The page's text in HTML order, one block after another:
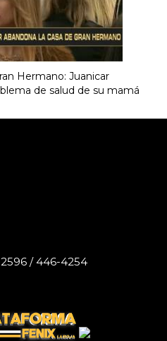
Hermano: Juanicar
de salud de su mamá
/ 446-4254